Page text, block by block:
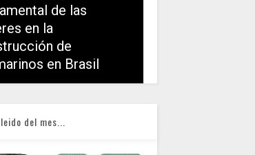
de las
en la
de
en Brasil
del mes...